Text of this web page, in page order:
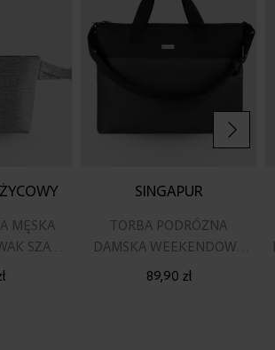
MĘSKA
SZARA
SINGAPUR
TORBA PODRÓŻNA
DAMSKA WEEKENDOWA
ELEGANCKA CZARNA
89,90 zł